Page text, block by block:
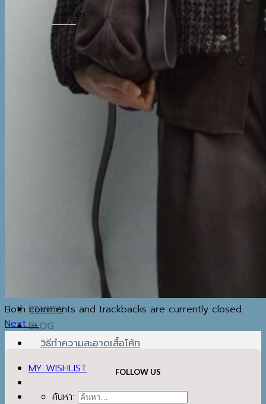
KIDS
COATS
TOP
BOTTOM
SETS & AIRPORT
THERMAL
UNDERWEAR
WINTER
ACCESSORIES
BOOTS
BOOTS
WINTER ACCESSORIES
TRAVEL ESSENTIALS
REVIEW
BLOG
วิธีทำความสะอาดเสื้อโค้ท
MY WISHLIST
ค้นหา:
Both comments and trackbacks are currently closed.
Next→
FOLLOW US